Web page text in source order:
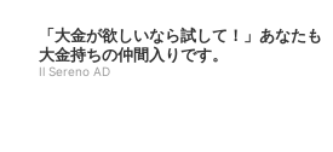
「大金が欲しいなら試して！」あなたも
大金持ちの仲間入りです。
Il Sereno AD